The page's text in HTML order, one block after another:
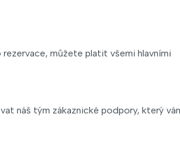
můžete platit všemi hlavními
náš tým zákaznické podpory, který